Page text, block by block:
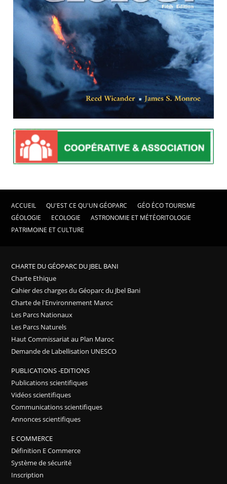
ACCUEIL QU'EST CE QU'UN GÉOPARC
GÉO ÉCO TOURISME
GÉOLOGIE
ECOLOGIE
ASTRONOMIE ET MÉTÉORITOLOGIE
PATRIMOINE ET CULTURE
CHARTE DU GÉOPARC DU JBEL BANI
Charte Ethique
Cahier des charges du Géoparc du Jbel Bani
Charte de l'Environnement Maroc
Les Parcs Nationaux
Les Parcs Naturels
Haut Commissariat au Plan Maroc
Demande de Labellisation UNESCO
PUBLICATIONS -EDITIONS
Publications scientifiques
Vidéos scientifiques
Communications scientifiques
Annonces scientifiques
E COMMERCE
Définition E Commerce
Système de sécurité
Inscription